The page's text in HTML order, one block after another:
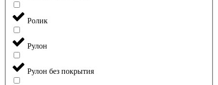
Ролик
Рулон
Рулон без покрытия